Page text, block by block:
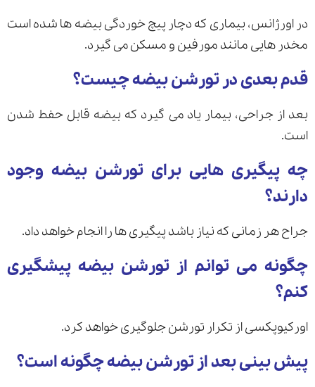
در اورژانس، بیماری که دچار پیچ خوردگی بیضه ها شده است
مخدر هایی مانند مورفین و مسکن می گیرد.
قدم بعدی در تورشن بیضه چیست؟
بعد از جراحی، بیمار یاد می گیرد که بیضه قابل حفط شدن
است.
چه پیگیری هایی برای تورشن بیضه وجود
دارند؟
جراح هر زمانی که نیاز باشد پیگیری ها را انجام خواهد داد.
چگونه می توانم از تورشن بیضه پیشگیری
کنم؟
اورکیوپکسی از تکرار تورشن جلوگیری خواهد کرد.
پیش بینی بعد از تورشن بیضه چگونه است؟